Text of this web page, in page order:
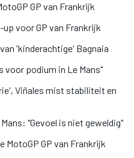
GP van Frankrijk
voor GP van Frankrijk
'kinderachtige' Bagnaia
voor podium in Le Mans"
Viñales mist stabiliteit en
"Gevoel is niet geweldig"
GP van Frankrijk